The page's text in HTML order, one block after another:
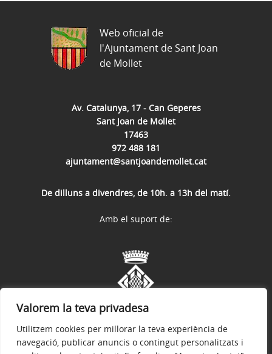
Valorem la teva privadesa
Utilitzem cookies per millorar la teva experiència de
navegació, publicar anuncis o contingut personalitzats i
Av. Catalunya, 17 - Can Geperes
Sant Joan de Mollet
17463
972 488 181
ajuntament@santjoandemollet.cat
De dilluns a divendres, de 10h. a 13h del matí.
Web oficial de
l'Ajuntament de Sant Joan
de Mollet
Amb el suport de: